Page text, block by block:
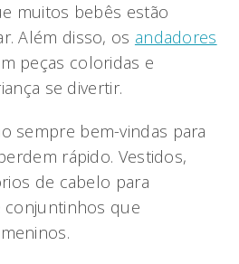
muitos bebês estão
Além disso, os andadores
peças coloridas e
se divertir.
sempre bem-vindas para
rápido. Vestidos,
de cabelo para
conjuntinhos que